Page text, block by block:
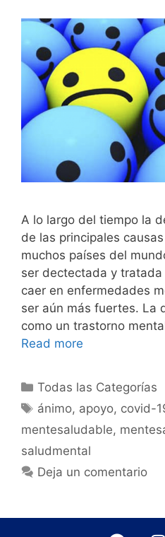
A lo largo del tiempo la
de las principales
muchos países del
ser dectectada y
caer en enfermedades
ser aún más fuertes. La
como un trastorno
Read more
Todas las Categorías
ánimo, apoyo, covid-
mentesaludable,
saludmental
Deja un comentario